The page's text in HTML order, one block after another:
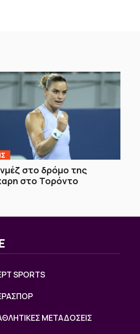
στο δρόμο της
στο Τορόντο
SPORTS
ΜΕΤΑΔΟΣΕΙΣ